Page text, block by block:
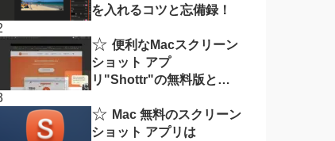
を入れるコツと忘備録！
☆ 便利なMacスクリーン
ショット アプ
リ"Shottr"の無料版と有
☆ Mac 無料のスクリーン
ショット アプリは